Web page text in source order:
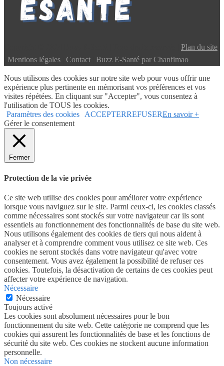
Plan du site
Mentions légales Contact Buzz E-Santé par Chanfimao
Nous utilisons des cookies sur notre site web pour vous offrir une
expérience plus pertinente en mémorisant vos préférences et vos
visites répétées. En cliquant sur "Accepter", vous consentez à
l'utilisation de TOUS les cookies.
Paramètres des cookies ACCEPTERREFUSEREn savoir +
Gérer le consentement
Fermer
Protection de la vie privée
Ce site web utilise des cookies pour améliorer votre expérience
lorsque vous naviguez sur le site. Parmi ceux-ci, les cookies classés
comme nécessaires sont stockés sur votre navigateur car ils sont
essentiels au fonctionnement des fonctionnalités de base du site web.
Nous utilisons également des cookies de tiers qui nous aident à
analyser et à comprendre comment vous utilisez ce site web. Ces
cookies ne seront stockés dans votre navigateur qu'avec votre
consentement. Vous avez également la possibilité de refuser ces
cookies. Toutefois, la désactivation de certains de ces cookies peut
affecter votre expérience de navigation.
Nécessaire
Nécessaire
Toujours activé
Les cookies sont absolument nécessaires pour le bon
fonctionnement du site web. Cette catégorie ne comprend que les
cookies qui assurent les fonctionnalités de base et les fonctions de
sécurité du site web. Ces cookies ne stockent aucune information
personnelle.
Non nécessaire